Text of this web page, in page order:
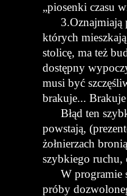
„piosenki czasu
3.Oznajmiają
których
stolicę, ma też
dostępny
musi być
brakuje...
Błąd ten
powstają,
żołnierzach
szybkiego ruchu,
W programie
próby